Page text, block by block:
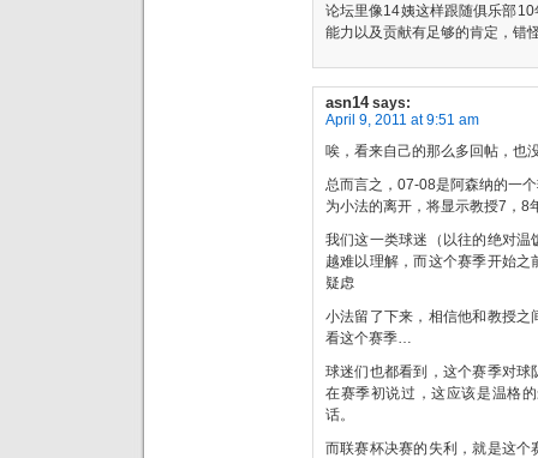
论坛里像14姨这样跟随俱乐部
能力以及贡献有足够的肯定，错
asn14 says:
April 9, 2011 at 9:51 am
唉，看来自己的那么多回帖，也
总而言之，07-08是阿森纳的一
为小法的离开，将显示教授7，8
我们这一类球迷（以往的绝对
越难以理解，而这个赛季开始
疑虑
小法留了下来，相信他和教授
看这个赛季…
球迷们也都看到，这个赛季对
在赛季初说过，这应该是温格
话。
而联赛杯决赛的失利，就是这